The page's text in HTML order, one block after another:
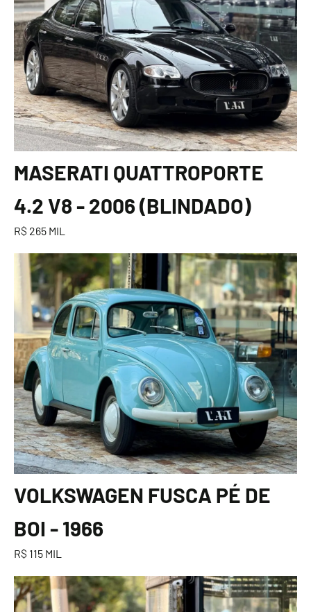
MASERATI QUATTROPORTE
4.2 V8 - 2006 (BLINDADO)
R$ 265 MIL
VOLKSWAGEN FUSCA PÉ DE
BOI - 1966
R$ 115 MIL